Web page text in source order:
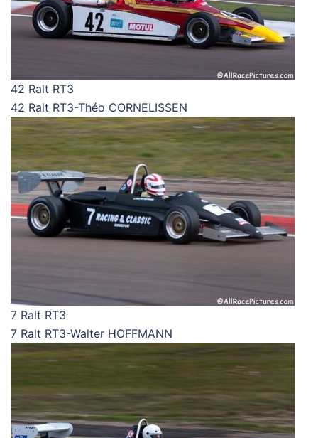
42 Ralt RT3
42 Ralt RT3-Théo CORNELISSEN
7 Ralt RT3
7 Ralt RT3-Walter HOFFMANN